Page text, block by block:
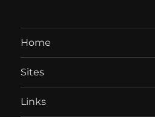
Home
Sites
Links